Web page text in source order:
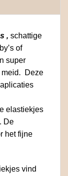
, schattige
of
super
meid. Deze
elastiekjes
De
het fijne
vind